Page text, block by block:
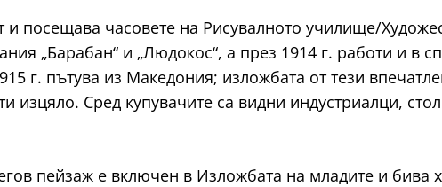
и посещава часовете на Рисувалното училище/
„Барабан“ и „Людокос“, а през 1914 г. работи и в
г. пътува из Македония; изложбата от тези
изцяло. Сред купувачите са видни индустриалци,
пейзаж е включен в Изложбата на младите и бива